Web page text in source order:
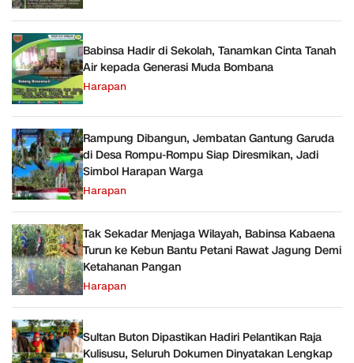
Babinsa Hadir di Sekolah, Tanamkan Cinta Tanah
Air kepada Generasi Muda Bombana
Harapan
Rampung Dibangun, Jembatan Gantung Garuda
di Desa Rompu-Rompu Siap Diresmikan, Jadi
Simbol Harapan Warga
Harapan
Tak Sekadar Menjaga Wilayah, Babinsa Kabaena
Turun ke Kebun Bantu Petani Rawat Jagung Demi
Ketahanan Pangan
Harapan
Sultan Buton Dipastikan Hadiri Pelantikan Raja
Kulisusu, Seluruh Dokumen Dinyatakan Lengkap